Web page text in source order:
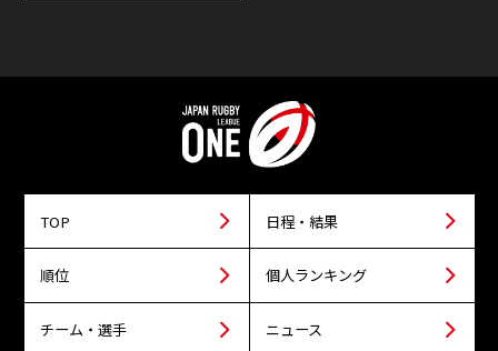
TOP 日程・結果
順位 個人ランキング
チーム・選手 ニュース